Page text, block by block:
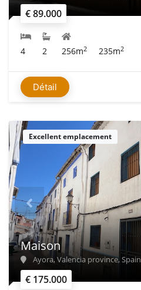
€ 89.000
4 2 256m2 235m2
Détail
Excellent emplacement
€ 175.000
Maison
Ayora, Valencia province, Spain